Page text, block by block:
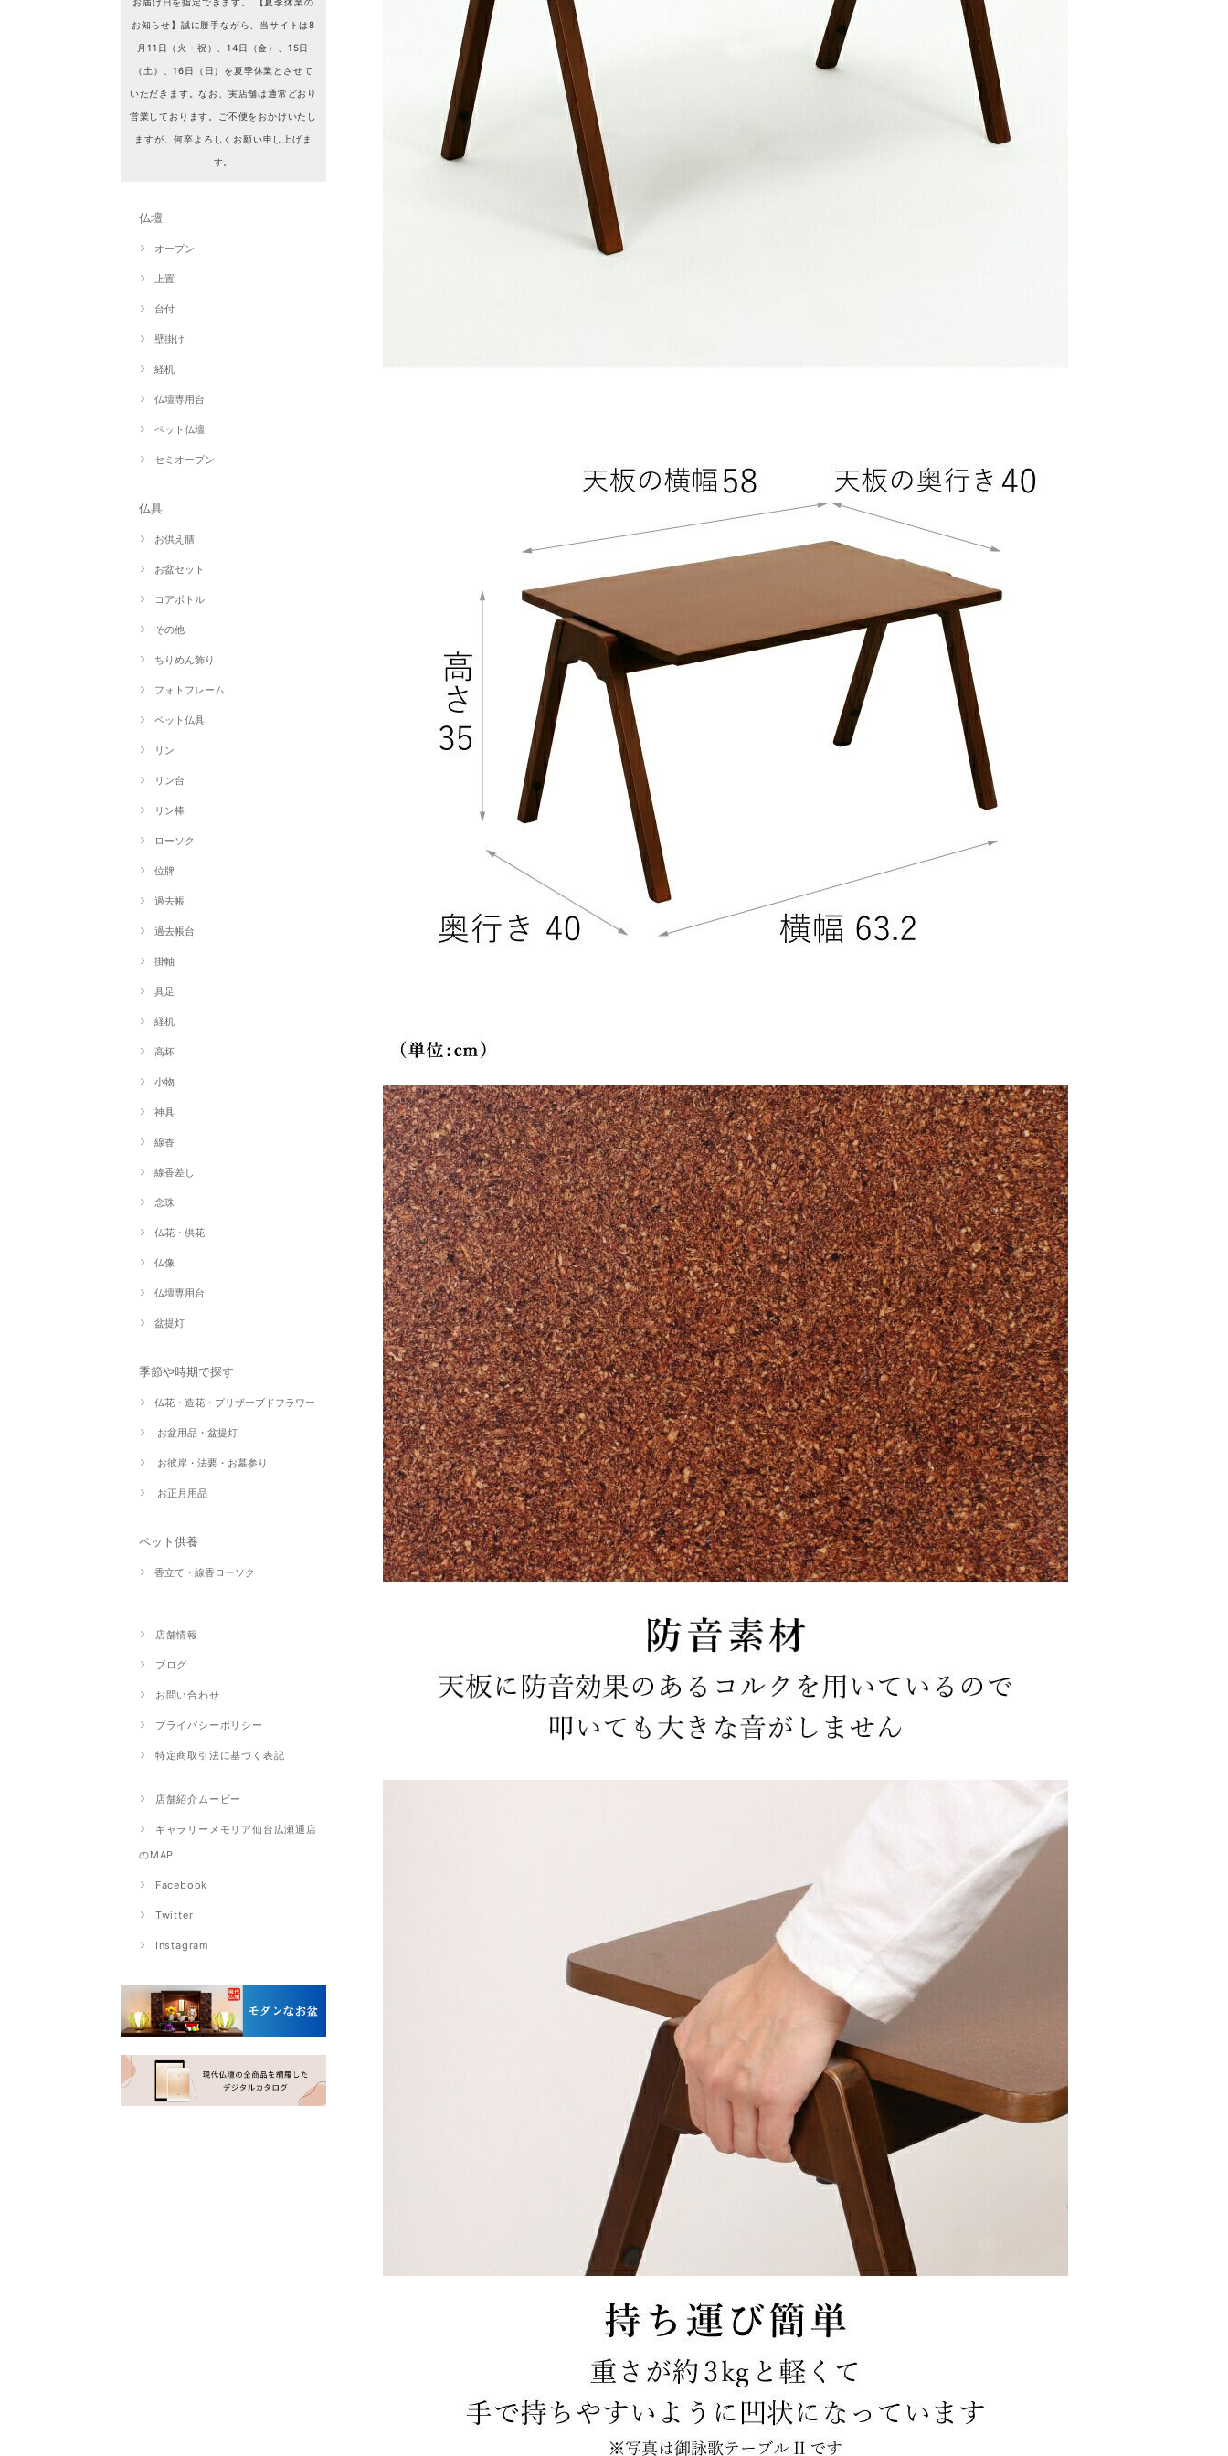
お知らせ】誠に勝手ながら、当サイトは8
月11日（火・祝）、14日（金）、15日
（土）、16日（日）を夏季休業とさせて
いただきます。なお、実店舗は通常どおり
営業しております。ご不便をおかけいたし
ますが、何卒よろしくお願い申し上げま
す。
仏壇
オープン
上置
台付
壁掛け
経机
仏壇専用台
ペット仏壇
セミオープン
仏具
お供え膳
お盆セット
コアボトル
その他
ちりめん飾り
フォトフレーム
ペット仏具
リン
リン台
リン棒
ローソク
位牌
過去帳
過去帳台
掛軸
具足
経机
高坏
小物
神具
線香
線香差し
念珠
仏花・供花
仏像
仏壇専用台
盆提灯
季節や時期で探す
仏花・造花・プリザーブドフラワー
お盆用品・盆提灯
お彼岸・法要・お墓参り
お正月用品
ペット供養
香立て・線香ローソク
店舗情報
ブログ
お問い合わせ
プライバシーポリシー
特定商取引法に基づく表記
店舗紹介ムービー
ギャラリーメモリア仙台広瀬通店
のMAP
Facebook
Twitter
Instagram